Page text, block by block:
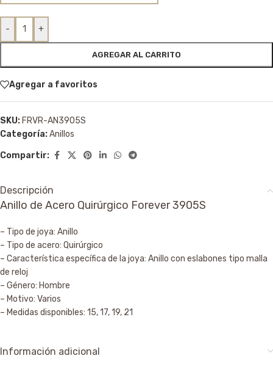
- +
AGREGAR AL CARRITO
Agregar a favoritos
SKU: FRVR-AN3905S
Categoría:Anillos
Compartir:
Descripción
Anillo de Acero Quirúrgico Forever 3905S
– Tipo de joya: Anillo
– Tipo de acero: Quirúrgico
– Característica específica de la joya: Anillo con eslabones tipo malla
de reloj
– Género: Hombre
– Motivo: Varios
– Medidas disponibles: 15, 17, 19, 21
Información adicional